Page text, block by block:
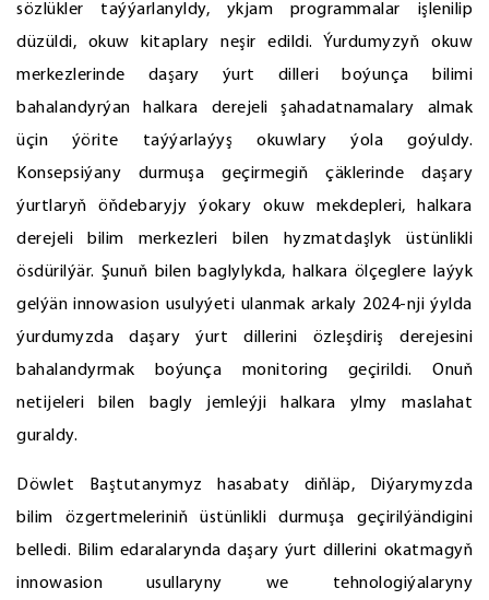
sözlükler taýýarlanyldy, ykjam programmalar işlenilip
düzüldi, okuw kitaplary neşir edildi. Ýurdumyzyň okuw
merkezlerinde daşary ýurt dilleri boýunça bilimi
bahalandyrýan halkara derejeli şahadatnamalary almak
üçin ýörite taýýarlaýyş okuwlary ýola goýuldy.
Konsepsiýany durmuşa geçirmegiň çäklerinde daşary
ýurtlaryň öňdebaryjy ýokary okuw mekdepleri, halkara
derejeli bilim merkezleri bilen hyzmatdaşlyk üstünlikli
ösdürilýär. Şunuň bilen baglylykda, halkara ölçeglere laýyk
gelýän innowasion usulyýeti ulanmak arkaly 2024-nji ýylda
ýurdumyzda daşary ýurt dillerini özleşdiriş derejesini
bahalandyrmak boýunça monitoring geçirildi. Onuň
netijeleri bilen bagly jemleýji halkara ylmy maslahat
guraldy.
Döwlet Baştutanymyz hasabaty diňläp, Diýarymyzda
bilim özgertmeleriniň üstünlikli durmuşa geçirilýändigini
belledi. Bilim edaralarynda daşary ýurt dillerini okatmagyň
innowasion usullaryny we tehnologiýalaryny